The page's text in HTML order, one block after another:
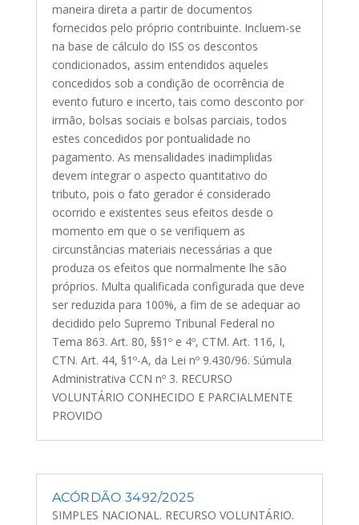
maneira direta a partir de documentos
fornecidos pelo próprio contribuinte. Incluem-se
na base de cálculo do ISS os descontos
condicionados, assim entendidos aqueles
concedidos sob a condição de ocorrência de
evento futuro e incerto, tais como desconto por
irmão, bolsas sociais e bolsas parciais, todos
estes concedidos por pontualidade no
pagamento. As mensalidades inadimplidas
devem integrar o aspecto quantitativo do
tributo, pois o fato gerador é considerado
ocorrido e existentes seus efeitos desde o
momento em que o se verifiquem as
circunstâncias materiais necessárias a que
produza os efeitos que normalmente lhe são
próprios. Multa qualificada configurada que deve
ser reduzida para 100%, a fim de se adequar ao
decidido pelo Supremo Tribunal Federal no
Tema 863. Art. 80, §§1º e 4º, CTM. Art. 116, I,
CTN. Art. 44, §1º-A, da Lei nº 9.430/96. Súmula
Administrativa CCN nº 3. RECURSO
VOLUNTÁRIO CONHECIDO E PARCIALMENTE
PROVIDO
ACÓRDÃO 3492/2025
SIMPLES NACIONAL. RECURSO VOLUNTÁRIO.